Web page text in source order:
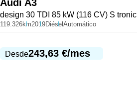
Audi A3
design 30 TDI 85 kW (116 CV) S tronic
119.326km2019Diésel Automático
Desde243,63 €/mes